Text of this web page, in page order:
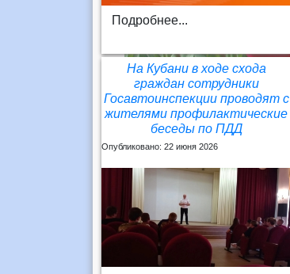
Подробнее...
На Кубани в ходе схода
граждан сотрудники
Госавтоинспекции проводят с
жителями профилактические
беседы по ПДД
Опубликовано: 22 июня 2026